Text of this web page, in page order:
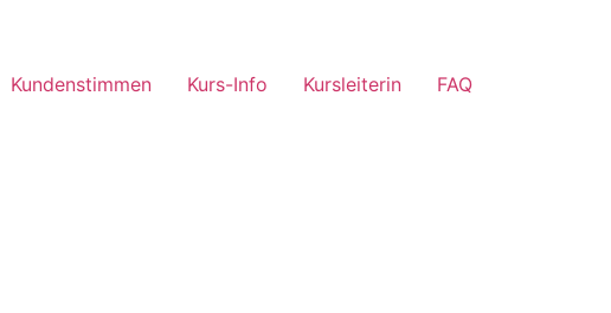
Kundenstimmen Kurs-Info Kursleiterin FAQ